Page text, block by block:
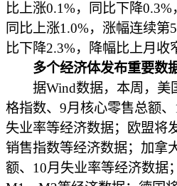
比上涨0.1%，同比下降
同比上涨1.0%，涨幅连续
比下降2.3%，降幅比上月收
多个经济体发布重要数
据Wind数据，本周，美
格指数、9月核心零售总额
失业率等经济数据；欧盟将
销售指数等经济数据；加拿
额、10月失业率等经济数据